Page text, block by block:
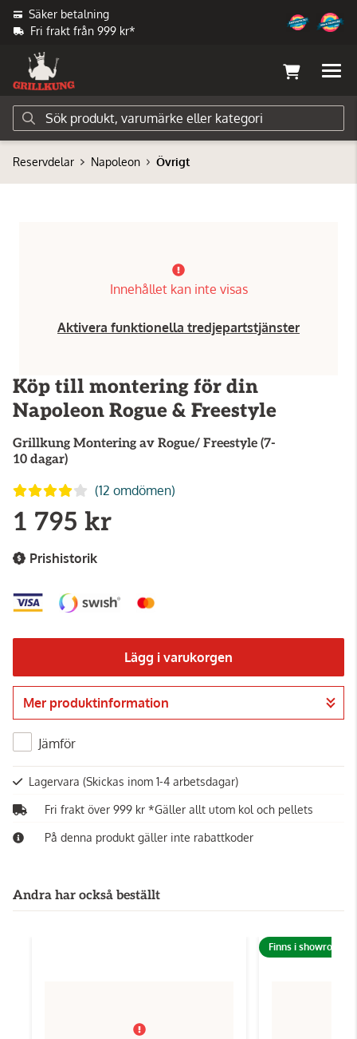
Säker betalning
Fri frakt från 999 kr*
Reservdelar Napoleon Övrigt
Innehållet kan inte visas
Aktivera funktionella tredjepartstjänster
Köp till montering för din
Napoleon Rogue & Freestyle
Grillkung Montering av Rogue/ Freestyle (7-
10 dagar)
(12 omdömen)
1 795 kr
Prishistorik
Lägg i varukorgen
Gå till kassan
Mer produktinformation
Jämför
Lagervara (Skickas inom 1-4 arbetsdagar)
Fri frakt över 999 kr *Gäller allt utom kol och pellets
På denna produkt gäller inte rabattkoder
Andra har också beställt
Finns i showroom!